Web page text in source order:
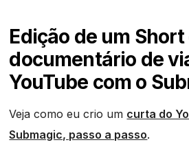
Edição de um Short
documentário de
YouTube com o
Veja como eu crio um curta do
Submagic, passo a passo.